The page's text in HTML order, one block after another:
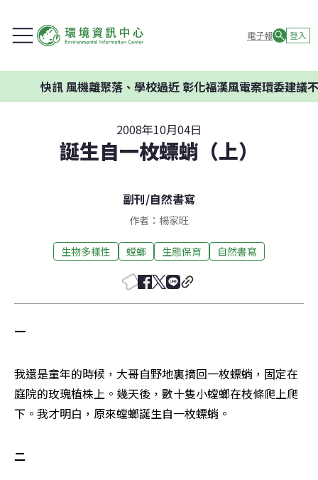
電子報 登入
快訊風機離聚落、學校過近 彰化福漢風電案環委建議不應
2008年10月04日
誕生自一枚螵蛸（上）
副刊/自然書寫
作者：楊家旺
生物多樣性 螳螂 生態保育 自然書寫
一
我還是童年的時候，大哥自野地裏摘回一枚螵蛸，固定在
庭院的玫瑰植株上。幾天後，數十隻小螳螂在枝條爬上爬
下。我才明白，原來螳螂誕生自一枚螵蛸。
二